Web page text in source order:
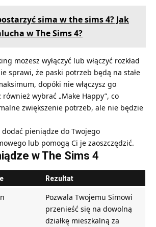
sima w the sims 4? Jak
w The Sims 4?
możesz wyłączyć lub włączyć rozkład
sprawi, że paski potrzeb będą na stałe
dopóki nie włączysz go
wybrać „Make Happy”, co
zwiększenie potrzeb, ale nie będzie
dodać pieniądze do Twojego
lub pomogą Ci je zaoszczędzić.
w The Sims 4
Rezultat
Pozwala Twojemu Simowi
przenieść się na dowolną
działkę mieszkalną za